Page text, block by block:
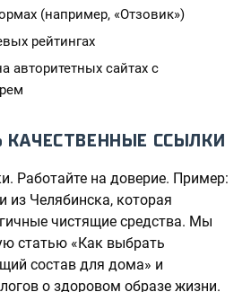
(например, «Отзовик»)
рейтингах
авторитетных сайтах с
КАЧЕСТВЕННЫЕ ССЫЛКИ
Работайте на доверие. Пример:
из Челябинска, которая
чистящие средства. Мы
статью «Как выбрать
состав для дома» и
о здоровом образе жизни.